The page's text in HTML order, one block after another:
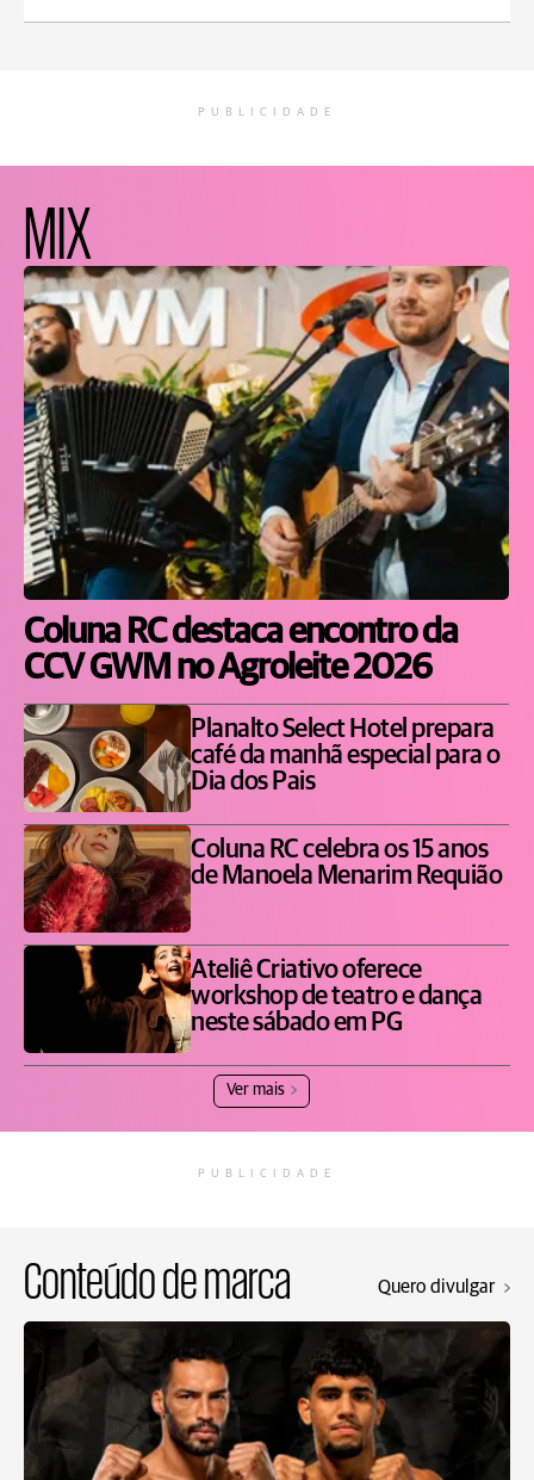
PUBLICIDADE
MIX
Coluna RC destaca encontro da
CCV GWM no Agroleite 2026
Planalto Select Hotel prepara
café da manhã especial para o
Dia dos Pais
Coluna RC celebra os 15 anos
de Manoela Menarim Requião
Ateliê Criativo oferece
workshop de teatro e dança
neste sábado em PG
Ver mais
PUBLICIDADE
Conteúdo de marca Quero divulgar